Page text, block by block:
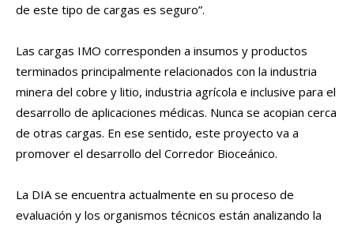
de este tipo de cargas es seguro”.
Las cargas IMO corresponden a insumos y productos
terminados principalmente relacionados con la industria
minera del cobre y litio, industria agrícola e inclusive para el
desarrollo de aplicaciones médicas. Nunca se acopian cerca
de otras cargas. En ese sentido, este proyecto va a
promover el desarrollo del Corredor Bioceánico.
La DIA se encuentra actualmente en su proceso de
evaluación y los organismos técnicos están analizando la